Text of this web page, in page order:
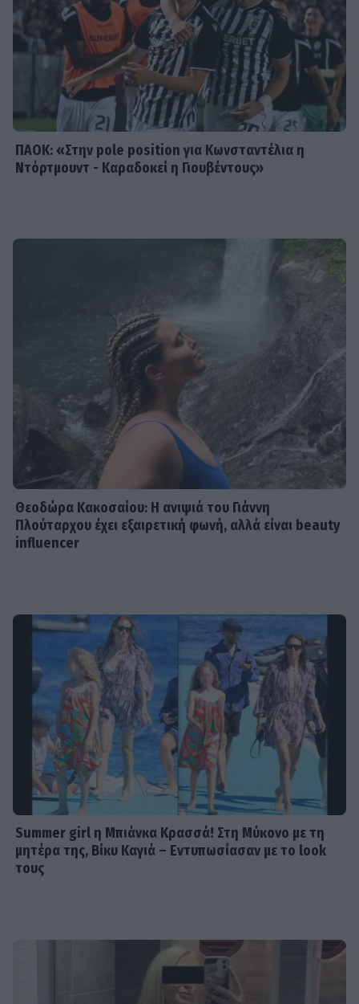
Βαριές καμπάνες για 4 συλληφθέντες
σε στέκι παράνομου τζόγου στη
Θεσσαλονίκη
ΠΑΟΚ: «Στην pole position για Κωνσταντέλια η
Ντόρτμουντ - Καραδοκεί η Γιουβέντους»
Θεοδώρα Κακοσαίου: Η ανιψιά του Γιάννη
Πλούταρχου έχει εξαιρετική φωνή, αλλά είναι beauty
influencer
Summer girl η Μπιάνκα Κρασσά! Στη Μύκονο με τη
μητέρα της, Βίκυ Καγιά – Εντυπωσίασαν με το look
τους